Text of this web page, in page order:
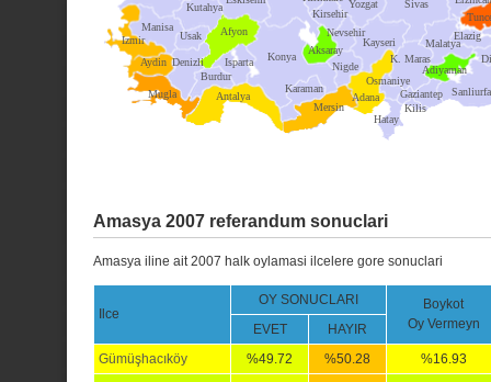
Kutahya
Manisa
Izmir
Aydin
Mugla
Denizli
Burdur
Usak Afyon
Isparta
Antalya
Konya
Mersin
Kirsehir
Yozgat
Nevsehir
Nigde
Adana
Hatay
K. Maras
Kayseri
Sivas
Malatya
Gaziantep Sanliurfa
Adiyaman
Elazig
Karaman
Aksaray
Kilis
Osmaniye
Amasya 2007 referandum sonuclari
Amasya iline ait 2007 halk oylamasi ilcelere gore sonuclari
Ilce
OY SONUCLARI
Boykot
Oy Vermeyn
EVET
HAYIR
Gümüşhacıköy
%49.72 %50.28
%16.93